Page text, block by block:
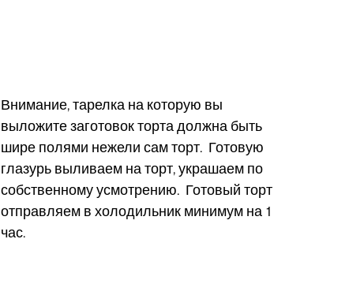
Внимание, тарелка на которую вы
выложите заготовок торта должна быть
шире полями нежели сам торт.  Готовую
глазурь выливаем на торт, украшаем по
собственному усмотрению.  Готовый торт
отправляем в холодильник минимум на 1
час.